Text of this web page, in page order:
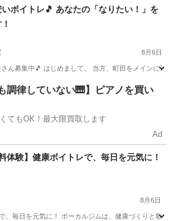
いボイトレ🎵 あなたの「なりたい！」を
8月6日
ん募集中🎵 はじめまして。 当方、町田をメインに
大野駅 ボーカル レッスン
調律していない🎹】ピアノを買い
てもOK！最大限買取します
Ad
体験】健康ボイトレで、毎日を元気に！
8月6日
、毎日を元気に！ ボーカルジムは、健康づくりと